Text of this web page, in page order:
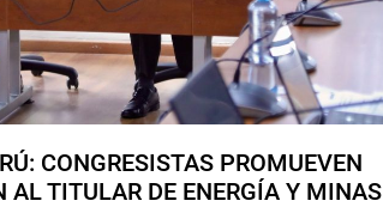
CONGRESISTAS PROMUEVEN
AL TITULAR DE ENERGÍA Y MINAS